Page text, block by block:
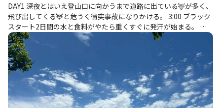
DAY1 深夜とはいえ登山口に向かうまで道路に出ている🦌が多く、
飛び出してくる🦌と危うく衝突事故になりかける。 3:00 ブラック
スタート2日間の水と食料がやたら重くすぐに発汗が始まる。 久
しぶりの傾山、わかっているつもりだが夜間だとルートミスも多
くアプリで確認して進む。 前日までの雨で水量多く渡渉に苦労す
るし、岩場が滑る。 明るくなって、ふと足元を見たら「ヒル」
が数匹ひざから下に吸い付いていた（ ; ; ） すでにかなり出血もあ
り 半パンにサポーターが裏目となる。 傾山は登りに水場コースで
進むが、直登に苦しみ🦌より大きな声で悲鳴を上げる 「ヒル」と
「急登」にこころが折れた。 傾からの稜線は原生林に覆われ樹林